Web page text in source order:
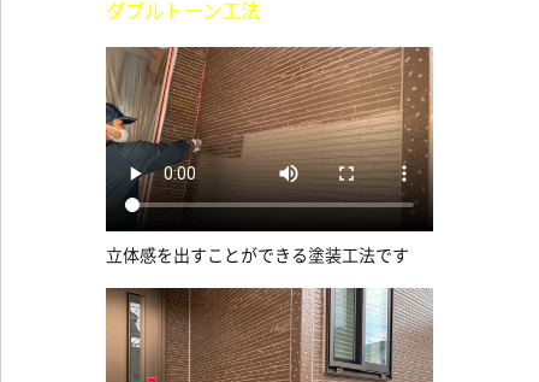
ダブルトーン工法
立体感を出すことができる塗装工法です